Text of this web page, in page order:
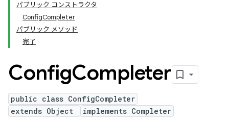
パブリック コンストラクタ
ConfigCompleter
パブリック メソッド
完了
ConfigCompleter
public class ConfigCompleter
extends Object
implements Completer